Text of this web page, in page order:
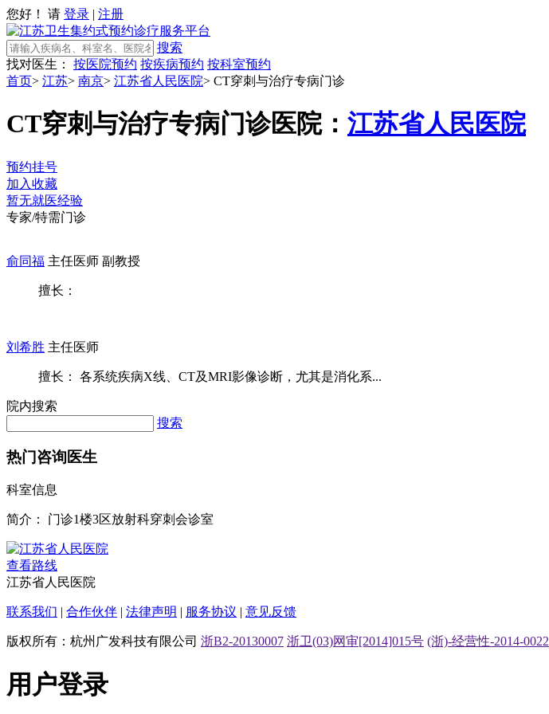
您好！ 请 登录 | 注册
搜索
找对医生：
按医院预约 按疾病预约 按科室预约
首页> 江苏> 南京> 江苏省人民医院> CT穿刺与治疗专病门诊
CT穿刺与治疗专病门诊医院： 江苏省人民医院
预约挂号
加入收藏
暂无就医经验
专家/特需门诊
俞同福 主任医师 副教授
擅长：
刘希胜 主任医师
擅长： 各系统疾病X线、CT及MRI影像诊断，尤其是消化系...
院内搜索
搜索
热门咨询医生
科室信息
简介： 门诊1楼3区放射科穿刺会诊室
查看路线
江苏省人民医院
联系我们 | 合作伙伴 | 法律声明 | 服务协议 | 意见反馈
版权所有：杭州广发科技有限公司 浙B2-20130007 浙卫(03)网审[2014]015号 (浙)-经营性-2014-0022
用户登录